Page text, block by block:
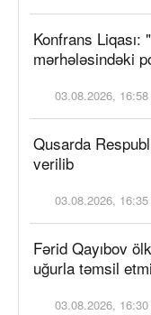
Konfrans Liqası:
mərhələsindəki
03.08.2026, 16:58
Qusarda
verilib
03.08.2026, 16:35
Fərid Qayıbov
uğurla təmsil
03.08.2026, 16:30